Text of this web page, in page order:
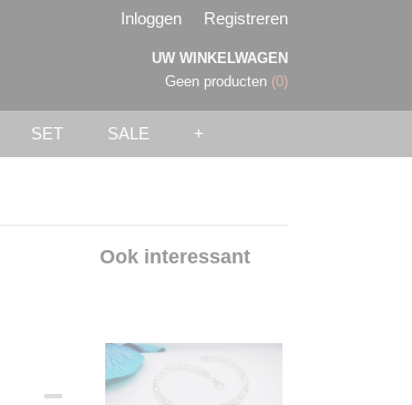
Inloggen Registreren
UW WINKELWAGEN
Geen producten (0)
SET SALE +
Ook interessant